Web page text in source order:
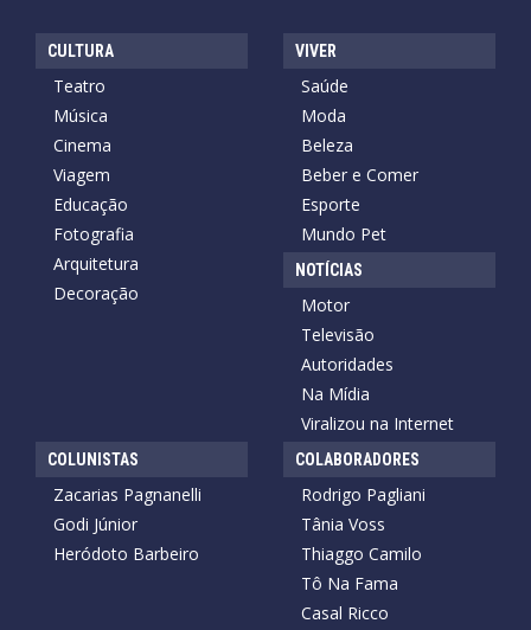
CULTURA
Teatro
Música
Cinema
Viagem
Educação
Fotografia
Arquitetura
Decoração
VIVER
Saúde
Moda
Beleza
Beber e Comer
Esporte
Mundo Pet
NOTÍCIAS
Motor
Televisão
Autoridades
Na Mídia
Viralizou na Internet
COLUNISTAS
Zacarias Pagnanelli
Godi Júnior
Heródoto Barbeiro
COLABORADORES
Rodrigo Pagliani
Tânia Voss
Thiaggo Camilo
Tô Na Fama
Casal Ricco